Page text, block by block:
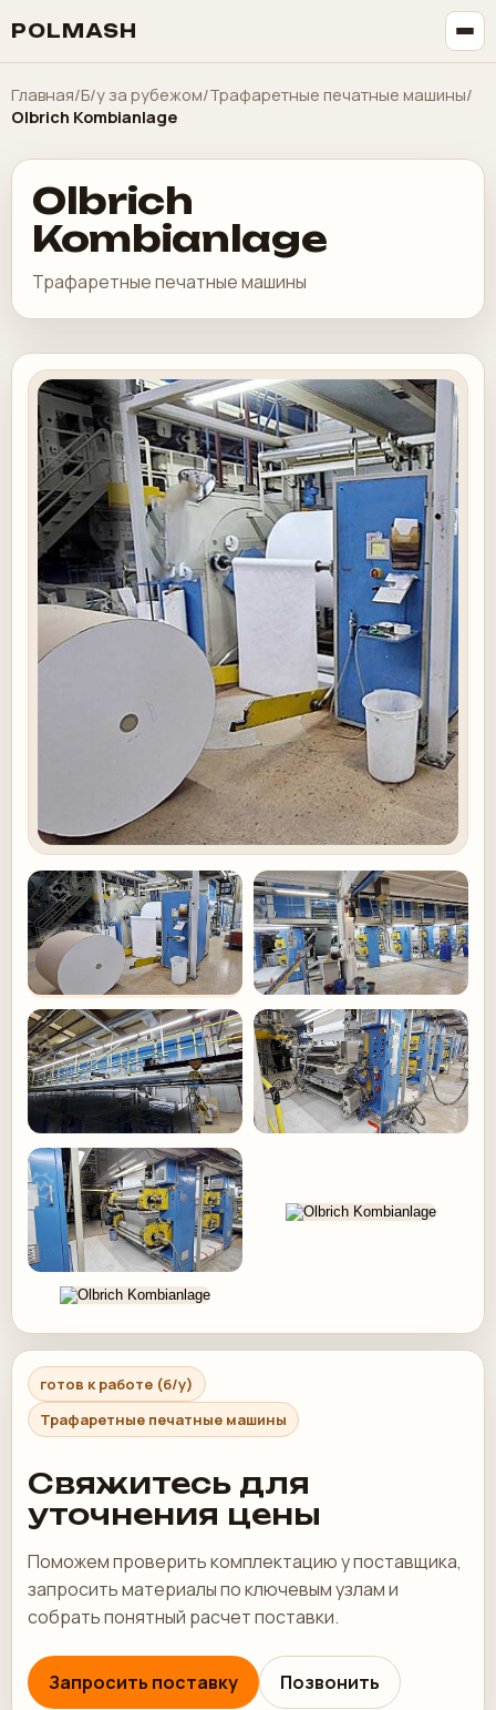
POLMASH
Главная/Б/у за рубежом/Трафаретные печатные машины/
Olbrich Kombianlage
Olbrich
Kombianlage
Трафаретные печатные машины
готов к работе (б/у)
Трафаретные печатные машины
Свяжитесь для
уточнения цены
Поможем проверить комплектацию у поставщика,
запросить материалы по ключевым узлам и
собрать понятный расчет поставки.
Запросить поставку Позвонить